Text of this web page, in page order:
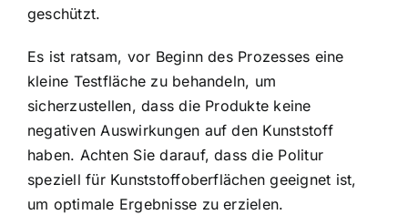
geschützt.
Es ist ratsam, vor Beginn des Prozesses eine
kleine Testfläche zu behandeln, um
sicherzustellen, dass die Produkte keine
negativen Auswirkungen auf den Kunststoff
haben. Achten Sie darauf, dass die Politur
speziell für Kunststoffoberflächen geeignet ist,
um optimale Ergebnisse zu erzielen.